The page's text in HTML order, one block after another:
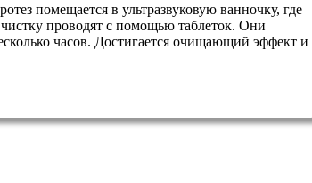
помещается в ультразвуковую ванночку, где
проводят с помощью таблеток. Они
часов. Достигается очищающий эффект и